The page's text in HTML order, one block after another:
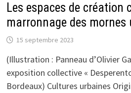
Les espaces de création
marronnage des mornes
15 septembre 2023
(Illustration : Panneau d’Olivier
exposition collective «
Bordeaux) Cultures urbaines